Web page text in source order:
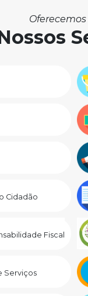
Cidadão
Fiscal
Serviços